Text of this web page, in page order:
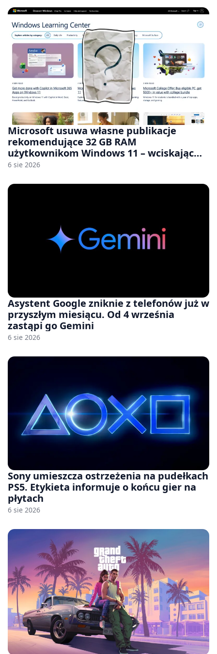
Microsoft usuwa własne publikacje
rekomendujące 32 GB RAM
użytkownikom Windows 11 – wciskając
nam przy tym komputery z 8 GB RAM po
6 sie 2026
Asystent Google zniknie z telefonów już w
przyszłym miesiącu. Od 4 września
zastąpi go Gemini
6 sie 2026
Sony umieszcza ostrzeżenia na pudełkach
PS5. Etykieta informuje o końcu gier na
płytach
6 sie 2026